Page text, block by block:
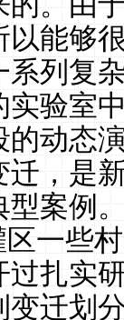
以能够
系列复
实验室
的动态
迁，是
型案例
一些
过扎实
变迁划